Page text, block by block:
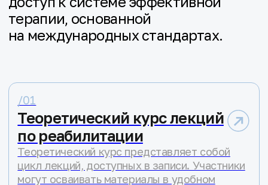
заболевания вызваны изменениями
в одном и том же гене. Именно поэтому
в медицинском сообществе часто
используется общее обозначение —
диагнозах, а о спектре состояний внутри
одной группы заболеваний. Наши дети
в этом спектре очень разные —
по возрасту появления симптомов
и скорости прогрессирования
заболевания, сохранности функций,
клиническим проявлениям
и жизненному пути, — и каждый ребенок
по-своему уникален.